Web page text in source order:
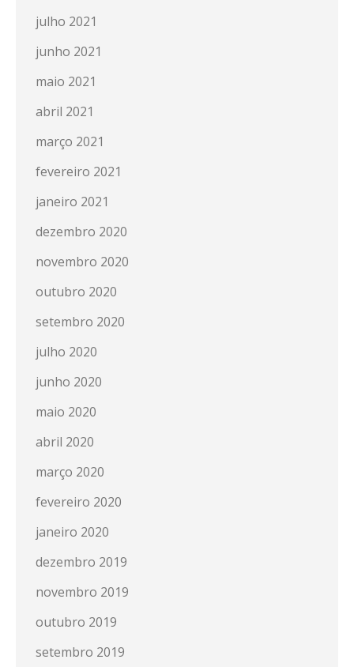
julho 2021
junho 2021
maio 2021
abril 2021
março 2021
fevereiro 2021
janeiro 2021
dezembro 2020
novembro 2020
outubro 2020
setembro 2020
julho 2020
junho 2020
maio 2020
abril 2020
março 2020
fevereiro 2020
janeiro 2020
dezembro 2019
novembro 2019
outubro 2019
setembro 2019